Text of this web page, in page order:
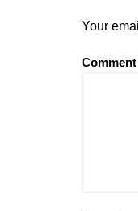
Your
Comment